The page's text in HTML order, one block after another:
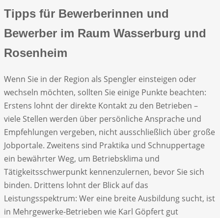
Tipps für Bewerberinnen und
Bewerber im Raum Wasserburg und
Rosenheim
Wenn Sie in der Region als Spengler einsteigen oder
wechseln möchten, sollten Sie einige Punkte beachten:
Erstens lohnt der direkte Kontakt zu den Betrieben –
viele Stellen werden über persönliche Ansprache und
Empfehlungen vergeben, nicht ausschließlich über große
Jobportale. Zweitens sind Praktika und Schnuppertage
ein bewährter Weg, um Betriebsklima und
Tätigkeitsschwerpunkt kennenzulernen, bevor Sie sich
binden. Drittens lohnt der Blick auf das
Leistungsspektrum: Wer eine breite Ausbildung sucht, ist
in Mehrgewerke-Betrieben wie Karl Göpfert gut